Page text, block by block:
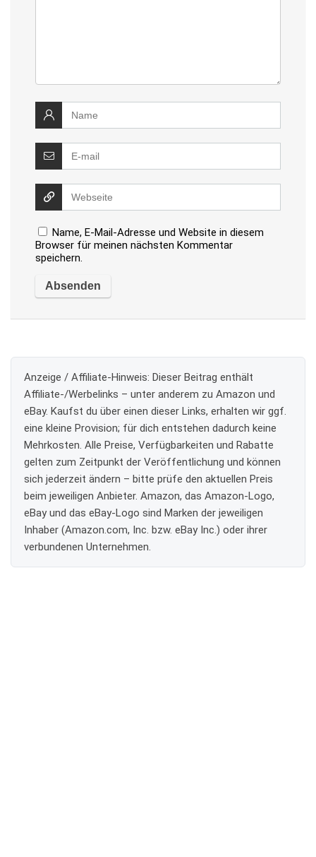
Name, E-Mail-Adresse und Website in diesem
Browser für meinen nächsten Kommentar
speichern.
Anzeige / Affiliate-Hinweis: Dieser Beitrag enthält
Affiliate-/Werbelinks – unter anderem zu Amazon und
eBay. Kaufst du über einen dieser Links, erhalten wir ggf.
eine kleine Provision; für dich entstehen dadurch keine
Mehrkosten. Alle Preise, Verfügbarkeiten und Rabatte
gelten zum Zeitpunkt der Veröffentlichung und können
sich jederzeit ändern – bitte prüfe den aktuellen Preis
beim jeweiligen Anbieter. Amazon, das Amazon-Logo,
eBay und das eBay-Logo sind Marken der jeweiligen
Inhaber (Amazon.com, Inc. bzw. eBay Inc.) oder ihrer
verbundenen Unternehmen.